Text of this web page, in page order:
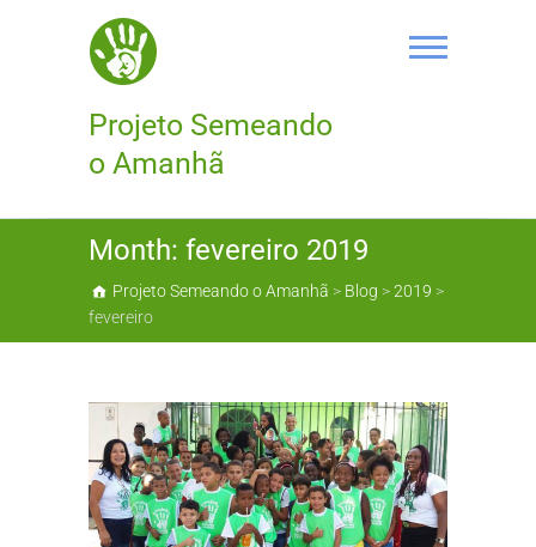
Projeto Semeando
o Amanhã
Month: fevereiro 2019
Projeto Semeando o Amanhã > Blog >2019 >
fevereiro